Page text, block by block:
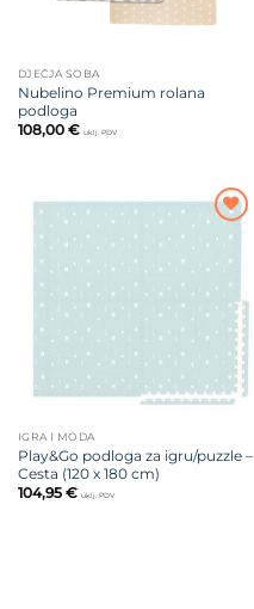
DJEČJA SOBA
Nubelino Premium rolana
podloga
108,00 € uklj. PDV
Dodajte
želja
IGRA I MODA
Play&Go podloga za igru/puzzle –
Cesta (120 x 180 cm)
104,95 € uklj. PDV